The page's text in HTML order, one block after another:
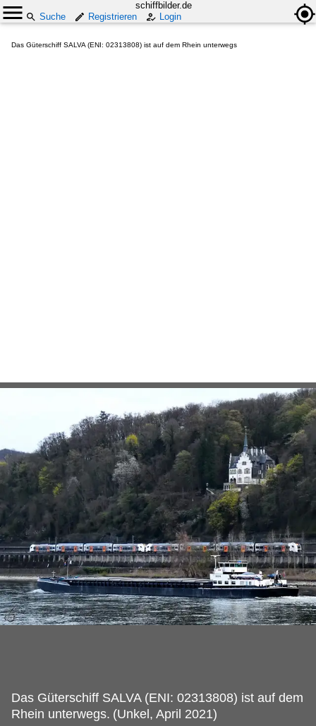
schiffbilder.de
Suche
Registrieren Login
Das Güterschiff SALVA (ENI: 02313808) ist auf dem Rhein unterwegs
Das Güterschiff SALVA (ENI: 02313808) ist auf dem
Rhein unterwegs. (Unkel, April 2021)